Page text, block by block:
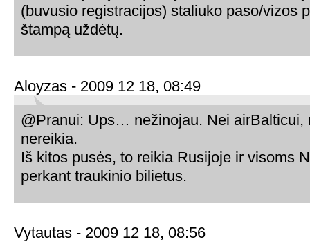
(buvusio registracijos) staliuko paso/vizos
štampą uždėtų.
Aloyzas - 2009 12 18, 08:49
@Pranui: Ups… nežinojau. Nei airBalticui,
nereikia.
Iš kitos pusės, to reikia Rusijoje ir visoms
perkant traukinio bilietus.
Vytautas - 2009 12 18, 08:56